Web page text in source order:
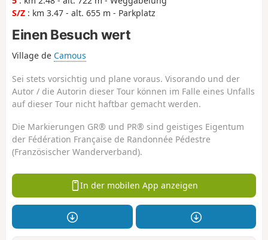
S/Z : km 3.47 - alt. 655 m - Parkplatz
Einen Besuch wert
Village de Camous
Sei stets vorsichtig und plane voraus. Visorando und der
Autor / die Autorin dieser Tour können im Falle eines Unfalls
auf dieser Tour nicht haftbar gemacht werden.
Die Markierungen GR® und PR® sind geistiges Eigentum
der Fédération Française de Randonnée Pédestre
(Französischer Wanderverband).
In der mobilen App anzeigen